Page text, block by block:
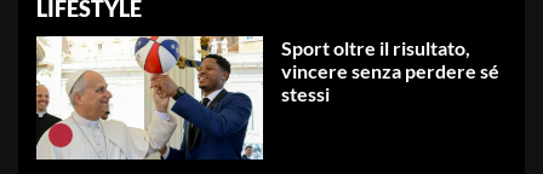
LIFESTYLE
Sport oltre il risultato,
vincere senza perdere sé
stessi